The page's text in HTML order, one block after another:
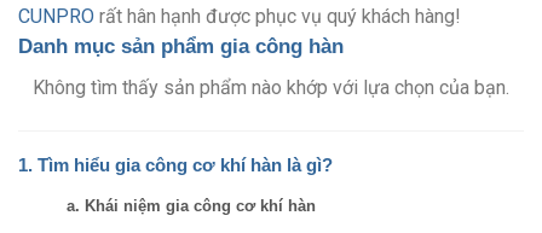
CUNPRO rất hân hạnh được phục vụ quý khách hàng!
Danh mục sản phẩm gia công hàn
Không tìm thấy sản phẩm nào khớp với lựa chọn của bạn.
1. Tìm hiểu gia công cơ khí hàn là gì?
a. Khái niệm gia công cơ khí hàn